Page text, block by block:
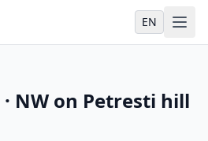
EN
· NW on Petresti hill